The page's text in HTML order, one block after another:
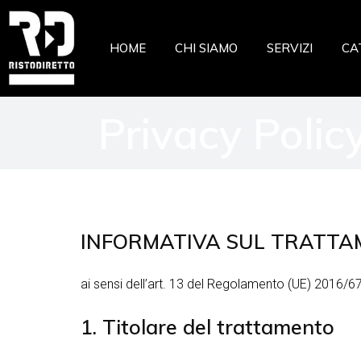
HOME CHI SIAMO SERVIZI
INFORMATIVA SUL
ai sensi dell’art. 13 del Regolamento (UE) 2016/
1. Titolare del trattamento